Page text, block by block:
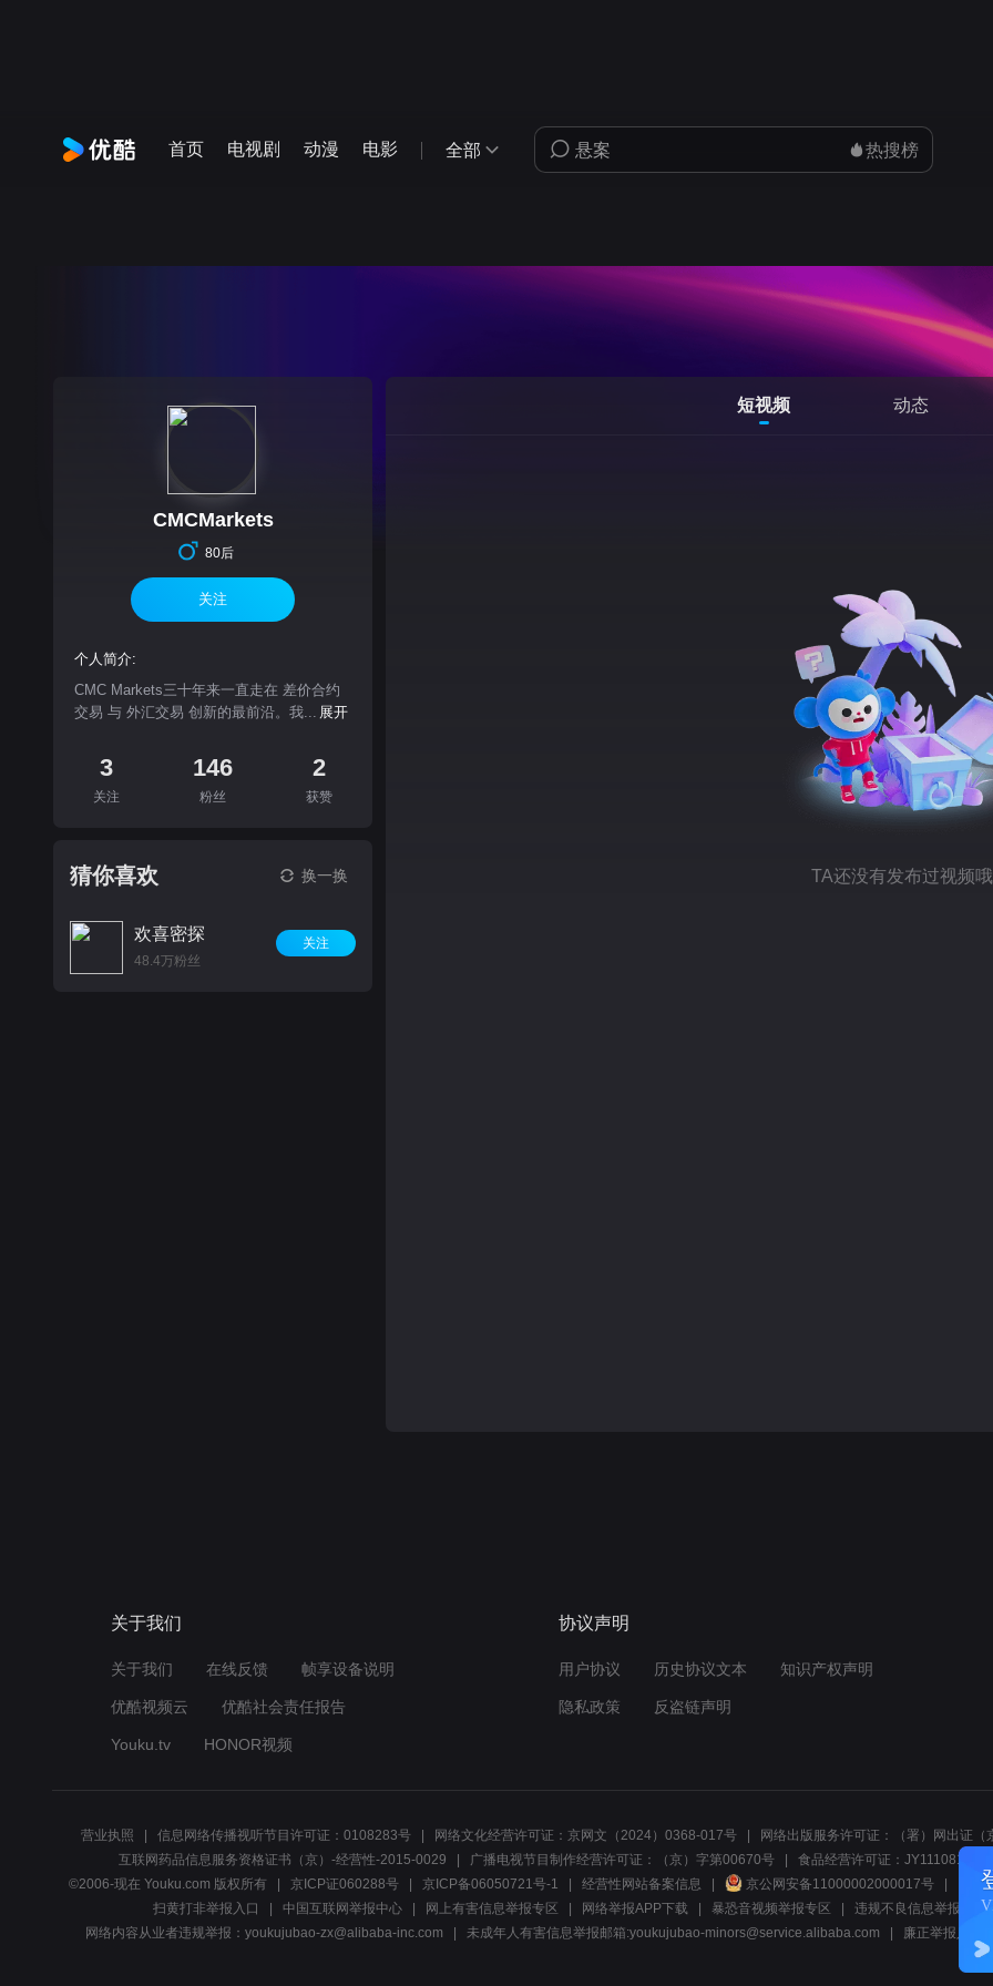
首页 电视剧 动漫 电影 全部 热搜榜
CMCMarkets
80后
关注
个人简介:
CMC Markets三十年来一直走在 差价合约
交易 与 外汇交易 创新的最前沿。我... 展开
3
关注
146
粉丝
2
获赞
猜你喜欢 换一换
欢喜密探
48.4万粉丝
关注
短视频 动态
TA还没有发布过视频
关于我们
关于我们 在线反馈 帧享设备说明
优酷视频云 优酷社会责任报告
Youku.tv HONOR视频
协议声明
用户协议 历史协议文本 知识产权声明
隐私政策 反盗链声明
营业执照 信息网络传播视听节目许可证：0108283号 网络文化经营许可证：京网文（2024）0368-017号
网络出版服务许可证：（署）网出证（
互联网药品信息服务资格证书（京）-经营性-2015-0029
广播电视节目制作经营许可证：（京）字第00670号
食品经营许可证：
©2006-现在 Youku.com 版权所有
京ICP证060288号 京ICP备06050721号-1 经营性网站备案信息 京公网安备11000002000017号
网络
扫黄打非举报入口
中国互联网举报中心 网上有害信息举报专区 网络举报APP下载 暴恐音视频举报专区
违规不良信息举报:电
网络内容从业者违规举报：youkujubao-zx@alibaba-inc.com
未成年人有害信息举报邮箱:youkujubao-minors@service.alibaba.com 廉正举报入口